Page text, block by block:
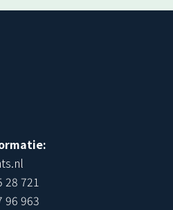
28 721
96 963